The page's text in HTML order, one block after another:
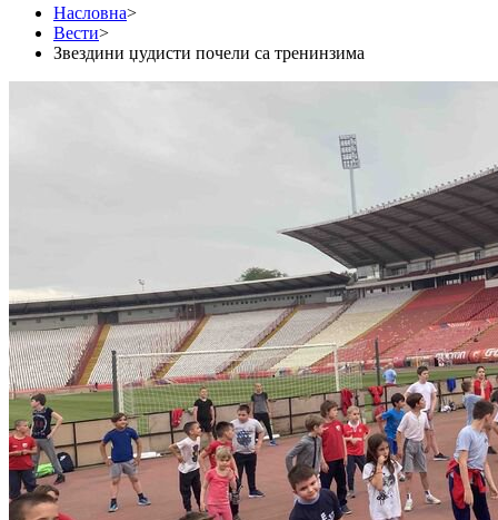
Насловна>
Вести>
Звездини џудисти почели са тренинзима